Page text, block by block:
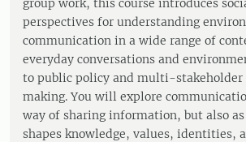
group work, this course introduces
perspectives for understanding
communication in a wide range of
everyday conversations and
to public policy and multi-stakeholder
making. You will explore
way of sharing information, but also
shapes knowledge, values, identities,